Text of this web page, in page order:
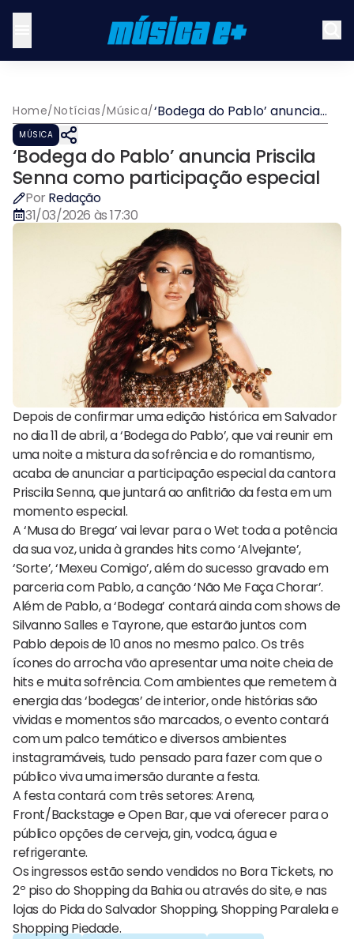
Home/Notícias/Música/‘Bodega do Pablo’ anuncia
Priscila Senna como
MÚSICA
‘Bodega do Pablo’ anuncia Priscila
Senna como participação especial
Por Redação
31/03/2026 às 17:30
Depois de confirmar uma edição histórica em Salvador
no dia 11 de abril, a ‘Bodega do Pablo’, que vai reunir em
uma noite a mistura da sofrência e do romantismo,
acaba de anunciar a participação especial da cantora
Priscila Senna, que juntará ao anfitrião da festa em um
momento especial.
A ‘Musa do Brega’ vai levar para o Wet toda a potência
da sua voz, unida à grandes hits como ‘Alvejante’,
‘Sorte’, ‘Mexeu Comigo’, além do sucesso gravado em
parceria com Pablo, a canção ‘Não Me Faça Chorar’.
Além de Pablo, a ‘Bodega’ contará ainda com shows de
Silvanno Salles e Tayrone, que estarão juntos com
Pablo depois de 10 anos no mesmo palco. Os três
ícones do arrocha vão apresentar uma noite cheia de
hits e muita sofrência. Com ambientes que remetem à
energia das ‘bodegas’ de interior, onde histórias são
vividas e momentos são marcados, o evento contará
com um palco temático e diversos ambientes
instagramáveis, tudo pensado para fazer com que o
público viva uma imersão durante a festa.
A festa contará com três setores: Arena,
Front/Backstage e Open Bar, que vai oferecer para o
público opções de cerveja, gin, vodca, água e
refrigerante.
Os ingressos estão sendo vendidos no Bora Tickets, no
2º piso do Shopping da Bahia ou através do site, e nas
lojas do Pida do Salvador Shopping, Shopping Paralela e
Shopping Piedade.